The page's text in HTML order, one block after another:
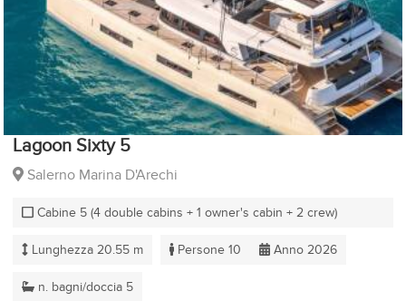
Lagoon Sixty 5
Salerno Marina D'Arechi
Cabine 5 (4 double cabins + 1 owner's cabin + 2 crew)
Lunghezza 20.55 m Persone 10 Anno 2026
n. bagni/doccia 5